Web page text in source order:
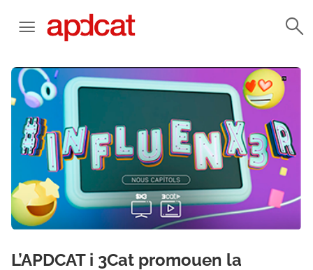
L’APDCAT i 3Cat promouen la